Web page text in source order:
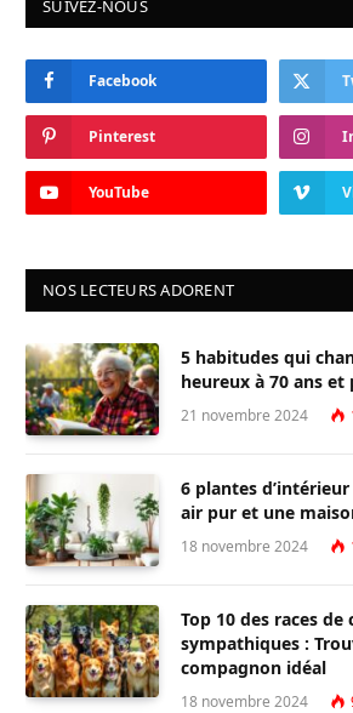
SUIVEZ-NOUS
Facebook
Pinterest
YouTube
NOS LECTEURS ADORENT
5 habitudes qui
heureux à 70 ans et
21 novembre 2024
6 plantes
air pur et une
18 novembre 2024
Top 10 des races de
sympathiques :
compagnon idéal
18 novembre 2024